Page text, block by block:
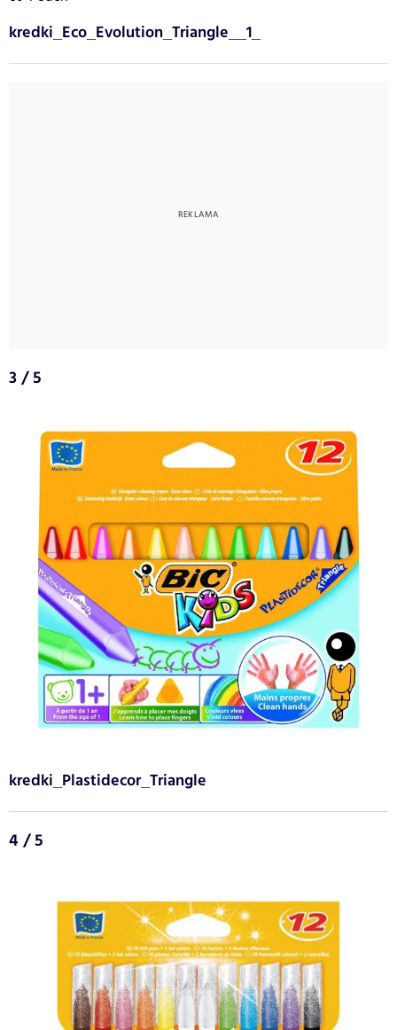
kredki_Eco_Evolution_Triangle__1_
3 / 5
kredki_Plastidecor_Triangle
4 / 5